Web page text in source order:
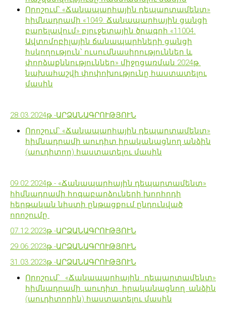
Որոշում՝ «Ճանապարհային դեպարտամենտ»
հիմնադրամի «1049. Ճանապարհային ցանցի
բարելավում» բյուջետային ծրագրի «11004.
Ավտոմոբիլային ճանապարհների ցանցի
հսկողություն՝ ուսումնասիրություններ և
փորձաքննություններ» միջոցառման 2024թ.
նախահաշվի փոփոխությունը հաստատելու
մասին
28.03.2024թ.-ԱՐՁԱՆԱԳՐՈՒԹՅՈՒՆ
Որոշում՝ «Ճանապարհային դեպարտամենտ»
հիմնադրամի աուդիտ իրականացնող անձին
(աուդիտոր) հաստատելու մասին
09.02.2024թ.- «Ճանապարհային դեպարտամենտ»
հիմնադրամի հոգաբարձուների խորհրդի
հերթական նիստի ընթացքում ընդունված
որոշումը
07.12.2023թ.-ԱՐՁԱՆԱԳՐՈՒԹՅՈՒՆ
29.06.2023թ.-ԱՐՁԱՆԱԳՐՈՒԹՅՈՒՆ
31.03.2023թ.-ԱՐՁԱՆԱԳՐՈՒԹՅՈՒՆ
Որոշում՝ «Ճանապարհային դեպարտամենտ»
հիմնադրամի աուդիտ իրականացնող անձին
(աուդիտորին) հաստատելու մասին